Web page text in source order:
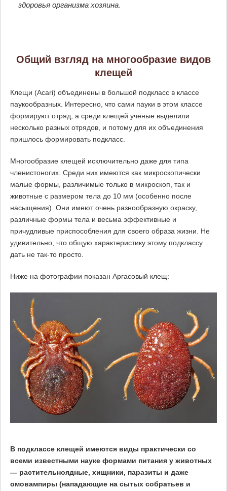
здоровья организма хозяина.
Общий взгляд на многообразие видов
клещей
Клещи (Acari) объединены в большой подкласс в классе
паукообразных. Интересно, что сами пауки в этом классе
формируют отряд, а среди клещей ученые выделили
несколько разных отрядов, и потому для их объединения
пришлось формировать подкласс.
Многообразие клещей исключительно даже для типа
членистоногих. Среди них имеются как микроскопически
малые формы, различимые только в микроскоп, так и
животные с размером тела до 10 мм (особенно после
насыщения). Они имеют очень разнообразную окраску,
различные формы тела и весьма эффективные и
причудливые приспособления для своего образа жизни. Не
удивительно, что общую характеристику этому подклассу
дать не так-то просто.
Ниже на фотографии показан Аргасовый клещ:
В подклассе клещей имеются виды практически со
всеми известными науке формами питания у животных
— растительноядные, хищники, паразиты и даже
омовампиры (нападающие на сытых собратьев и